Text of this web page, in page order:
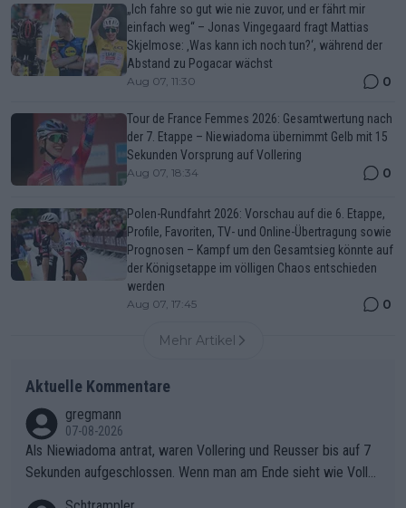
„Ich fahre so gut wie nie zuvor, und er fährt mir
einfach weg“ – Jonas Vingegaard fragt Mattias
Skjelmose: ‚Was kann ich noch tun?‘, während der
Abstand zu Pogacar wächst
Aug 07, 11:30 0
Tour de France Femmes 2026: Gesamtwertung nach
der 7. Etappe – Niewiadoma übernimmt Gelb mit 15
Sekunden Vorsprung auf Vollering
Aug 07, 18:34 0
Polen-Rundfahrt 2026: Vorschau auf die 6. Etappe,
Profile, Favoriten, TV- und Online-Übertragung sowie
Prognosen – Kampf um den Gesamtsieg könnte auf
der Königsetappe im völligen Chaos entschieden
werden
Aug 07, 17:45 0
Mehr Artikel
Aktuelle Kommentare
gregmann
07-08-2026
Als Niewiadoma antrat, waren Vollering und Reusser bis auf 7
Sekunden aufgeschlossen. Wenn man am Ende sieht wie Voller